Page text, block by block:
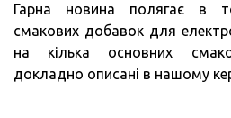
Гарна новина полягає в
смакових добавок для
на кілька основних
докладно описані в нашому